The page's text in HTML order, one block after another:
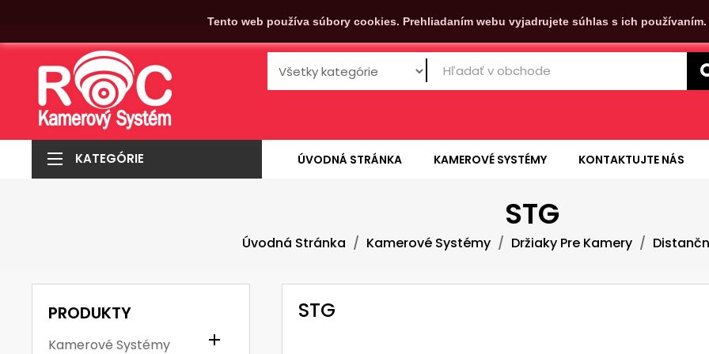
Tento web používa súbory cookies. Prehliadaním webu vyjadrujete súhlas s ich používaním.
ÚVODNÁ STRÁNKA KAMEROVÉ SYSTÉMY KONTAKTUJTE NÁS
KATEGÓRIE
STG
Úvodná Stránka Kamerové Systémy Držiaky Pre Kamery
PRODUKTY
Kamerové Systémy 
STG